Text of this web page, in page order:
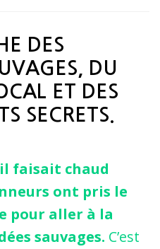
DES
DU
ET DES
SECRETS.
faisait chaud
ont pris le
pour aller à la
sauvages. C’est